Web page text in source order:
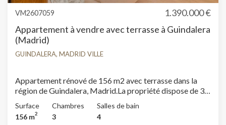
VM2607059
1.390.000 €
Appartement à vendre avec terrasse à Guindalera
(Madrid)
GUINDALERA, MADRID VILLE
Appartement rénové de 156 m2 avec terrasse dans la
région de Guindalera, Madrid.La propriété dispose de 3
intégrées, buanderie et chauffage.
Surface
156 m2
Chambres
3
Salles de bain
4